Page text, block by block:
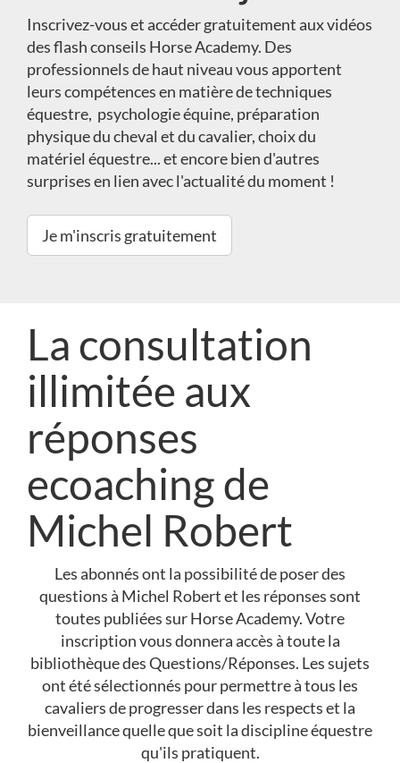
Inscrivez-vous et accéder gratuitement aux vidéos
des flash conseils Horse Academy. Des
professionnels de haut niveau vous apportent
leurs compétences en matière de techniques
équestre, psychologie équine, préparation
physique du cheval et du cavalier, choix du
matériel équestre... et encore bien d'autres
surprises en lien avec l'actualité du moment !
Je m'inscris gratuitement
La consultation
illimitée aux
réponses
ecoaching de
Michel Robert
Les abonnés ont la possibilité de poser des
questions à Michel Robert et les réponses sont
toutes publiées sur Horse Academy. Votre
inscription vous donnera accès à toute la
bibliothèque des Questions/Réponses. Les sujets
ont été sélectionnés pour permettre à tous les
cavaliers de progresser dans les respects et la
bienveillance quelle que soit la discipline équestre
qu'ils pratiquent.